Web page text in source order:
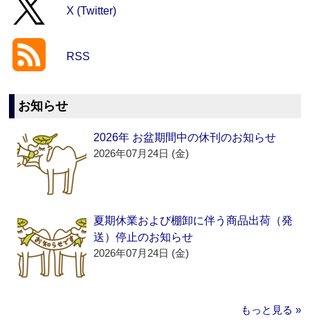
X (Twitter)
RSS
お知らせ
2026年 お盆期間中の休刊のお知らせ
2026年07月24日 (金)
夏期休業および棚卸に伴う商品出荷（発
送）停止のお知らせ
2026年07月24日 (金)
もっと見る »